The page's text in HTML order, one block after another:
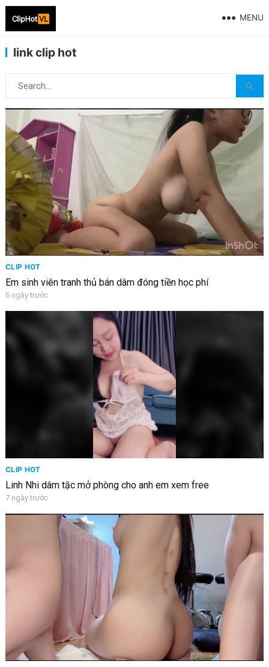
MENU
link clip hot
CLIP HOT
Em sinh viên tranh thủ bán dâm đóng tiền học phí
6 ngày trước
CLIP HOT
Linh Nhi dâm tặc mở phòng cho anh em xem free
7 ngày trước